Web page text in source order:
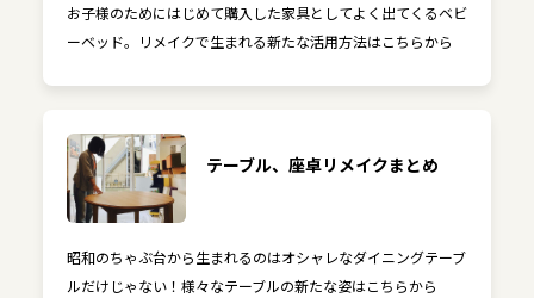
お子様のためにはじめて購入した家具としてよく出てくるベビ
ーベッド。リメイクで生まれる新たな活用方法はこちらから
テーブル、座卓リメイクまとめ
昭和のちゃぶ台から生まれるのはオシャレなダイニングテーブ
ルだけじゃない！様々なテーブルの新たな姿はこちらから